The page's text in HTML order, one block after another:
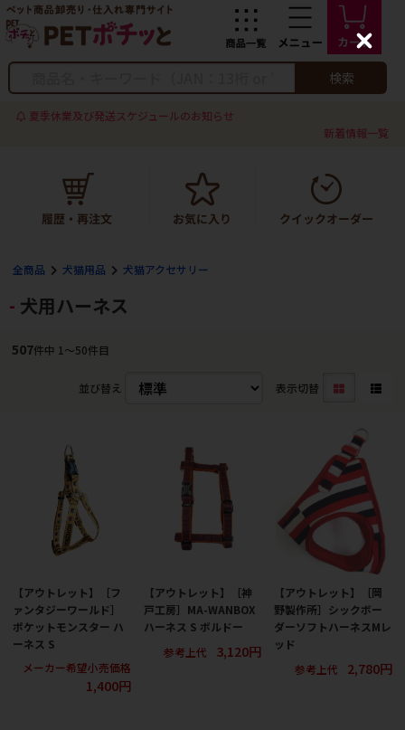
検索
夏季休業及び発送スケジュールのお知らせ
新着情報一覧
全商品 犬猫用品 犬猫アクセサリー
犬用ハーネス
507件中 1〜50件目
並び替え 表示切替
【アウトレット】［フ
ァンタジーワールド］
ポケットモンスター ハ
ーネス S
メーカー希望小売価格
1,400円
【アウトレット】［神
戸工房］MA-WANBOX
ハーネス S ボルドー
参考上代
3,120円
【アウトレット】［岡
野製作所］シックボー
ダーソフトハーネスMレ
ッド
参考上代
2,780円
C
l
s